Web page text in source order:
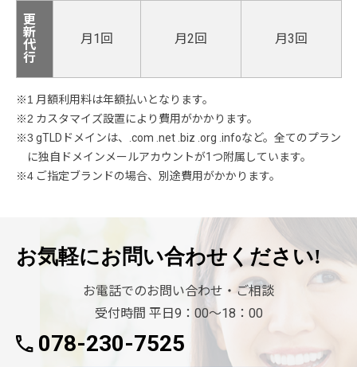
更
新
代
行
月1回 月2回 月3回
※1 月額利用料は年額払いとなります。
※2 カスタマイズ設置により費用がかかります。
※3 gTLDドメインは、.com .net .biz .org .infoなど。全てのプラン
に独自ドメインメールアカウントが1つ附属しています。
※4 ご指定ブランドの場合、別途費用がかかります。
お気軽にお問い合わせください!
お電話でのお問い合わせ・ご相談
受付時間 平日9：00〜18：00
078-230-7525